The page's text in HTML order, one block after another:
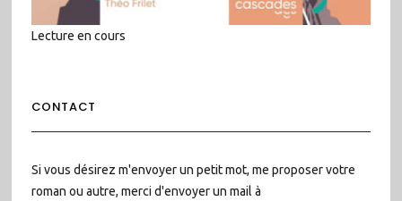
Lecture en cours
CONTACT
Si vous désirez m'envoyer un petit mot, me proposer votre
roman ou autre, merci d'envoyer un mail à